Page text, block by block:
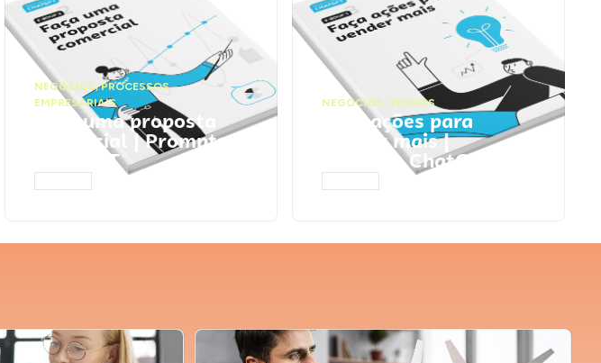
NEGÓCIOS,PROCESSOS
EMPRESARIAIS
Faça uma proposta
comercial | Prompts
ChatGPT
NEGÓCIOS, VENDAS
Faça ações para
vender mais |
Prompts ChatGPT